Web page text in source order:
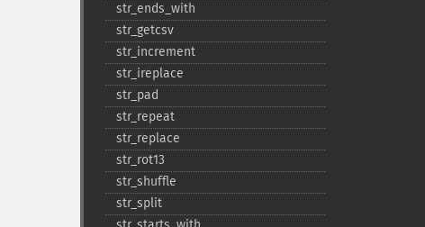
str_​ends_​with
str_​getcsv
str_​increment
str_​ireplace
str_​pad
str_​repeat
str_​replace
str_​rot13
str_​shuffle
str_​split